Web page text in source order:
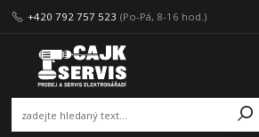
+420 792 757 523 (Po-Pá, 8-16 hod.)